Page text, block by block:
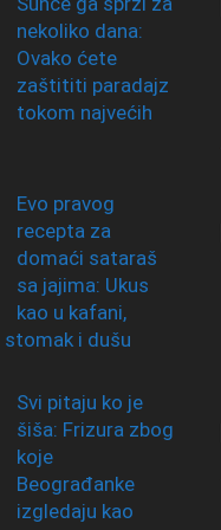
nekoliko dana:
Ovako ćete
zaštititi paradajz
tokom najvećih
Evo pravog
recepta za
domaći sataraš
sa jajima: Ukus
kao u kafani,
i dušu
Svi pitaju ko je
šiša: Frizura zbog
koje
Beograđanke
izgledaju kao